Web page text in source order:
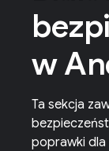
w
Ta sekcja
poprawki dla